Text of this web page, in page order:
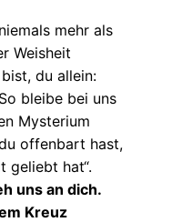
mehr als
Weisheit
du allein:
bleibe bei uns
Mysterium
offenbart hast,
geliebt hat“.
uns an dich.
Kreuz